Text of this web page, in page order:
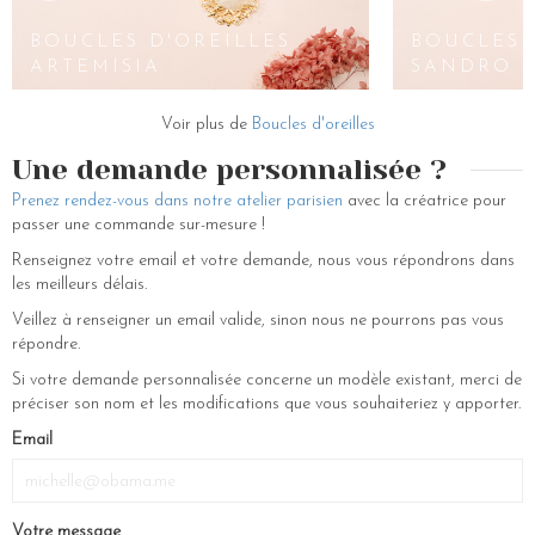
cheveux ! Nous vous proposons une large gamme de bijoux et
accessoires tels que les boucles d oreilles à charms dorés ou à perles,
les bracelets en or, les barrettes ornées de pierres précieuses ou de
cristaux, les couronnes de fleurs personnalisables, les colliers originaux,
les bagues élégantes plaquées argent, etc. Laissez vous séduire par
ces perles de culture fantaisie…
BOUCLES D'OREILLES
ARTEMISIA
BOUCLES
SANDRO
Voir plus de Boucles d'oreilles
Une demande personnalisée ?
Prenez rendez-vous dans notre atelier parisien avec la créatrice pour
passer une commande sur-mesure !
Renseignez votre email et votre demande, nous vous répondrons dans
les meilleurs délais.
Veillez à renseigner un email valide, sinon nous ne pourrons pas vous
répondre.
Si votre demande personnalisée concerne un modèle existant, merci de
préciser son nom et les modifications que vous souhaiteriez y apporter.
Email